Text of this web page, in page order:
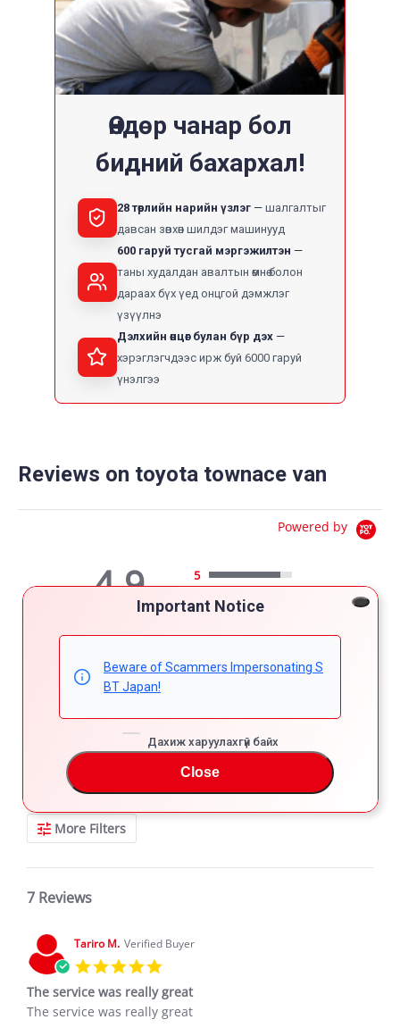
Important Notice
Beware of Scammers Impersonating S
BT Japan!
Дахиж харуулахгүй байх
Close
Өндөр чанар бол
бидний бахархал!
28 төрлийн нарийн үзлэг
шалгалтыг
давсан зөвхөн шилдэг машинууд
600 гаруй тусгай мэргэжилтэн
таны худалдан авалтын өмнө болон
дараах бүх үед онцгой дэмжлэг
үзүүлнэ
Дэлхийн өнцөг булан бүр дэх
хэрэглэгчдээс ирж буй 6000 гаруй
үнэлгээ
Reviews on toyota townace van
Powered by
4.9
4.9
7 Reviews
5
3
2
Filter Reviews
More Filters
7 Reviews
Tariro M. Verified Buyer
rating
The service was really great
Review
review
The service was really great